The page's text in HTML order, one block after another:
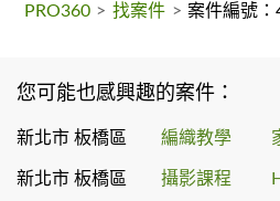
PRO360 > 找案件 > 案件編號
您可能也感興趣的案件：
新北市 板橋區 編織教學
新北市 板橋區 攝影課程